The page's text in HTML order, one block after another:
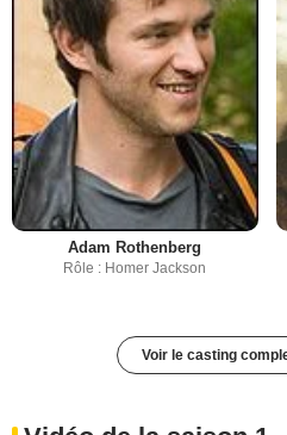
Adam Rothenberg
Rôle : Homer Jackson
Voir le casting